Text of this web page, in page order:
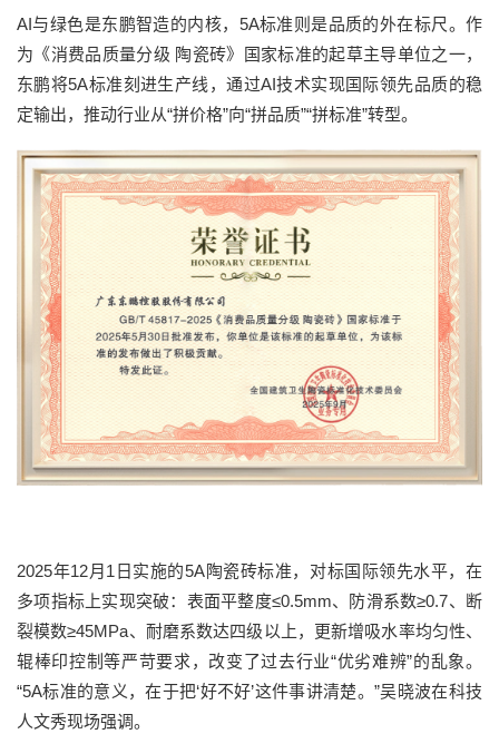
AI与绿色是东鹏智造的内核，5A标准则是品质的外在标尺。作
为 《消费品质量分级 陶瓷砖》国家标准的起草主导单位之一，
东鹏将5A标准刻进生产线，通过AI技术实现国际领先品质的稳
定输出，推动行业从“拼价格”向“拼品质”“拼标准”转型。
2025年12月1日实施的5A陶瓷砖标准，对标国际领先水平，在
多项指标上实现突破：表面平整度≤0.5mm、防滑系数≥0.7、断
裂模数≥45MPa、耐磨系数达四级以上，更新增吸水率均匀性、
辊棒印控制等严苛要求，改变了过去行业“优劣难辨”的乱象。
“5A标准的意义，在于把‘好不好’这件事讲清楚。”吴晓波在科技
人文秀现场强调。